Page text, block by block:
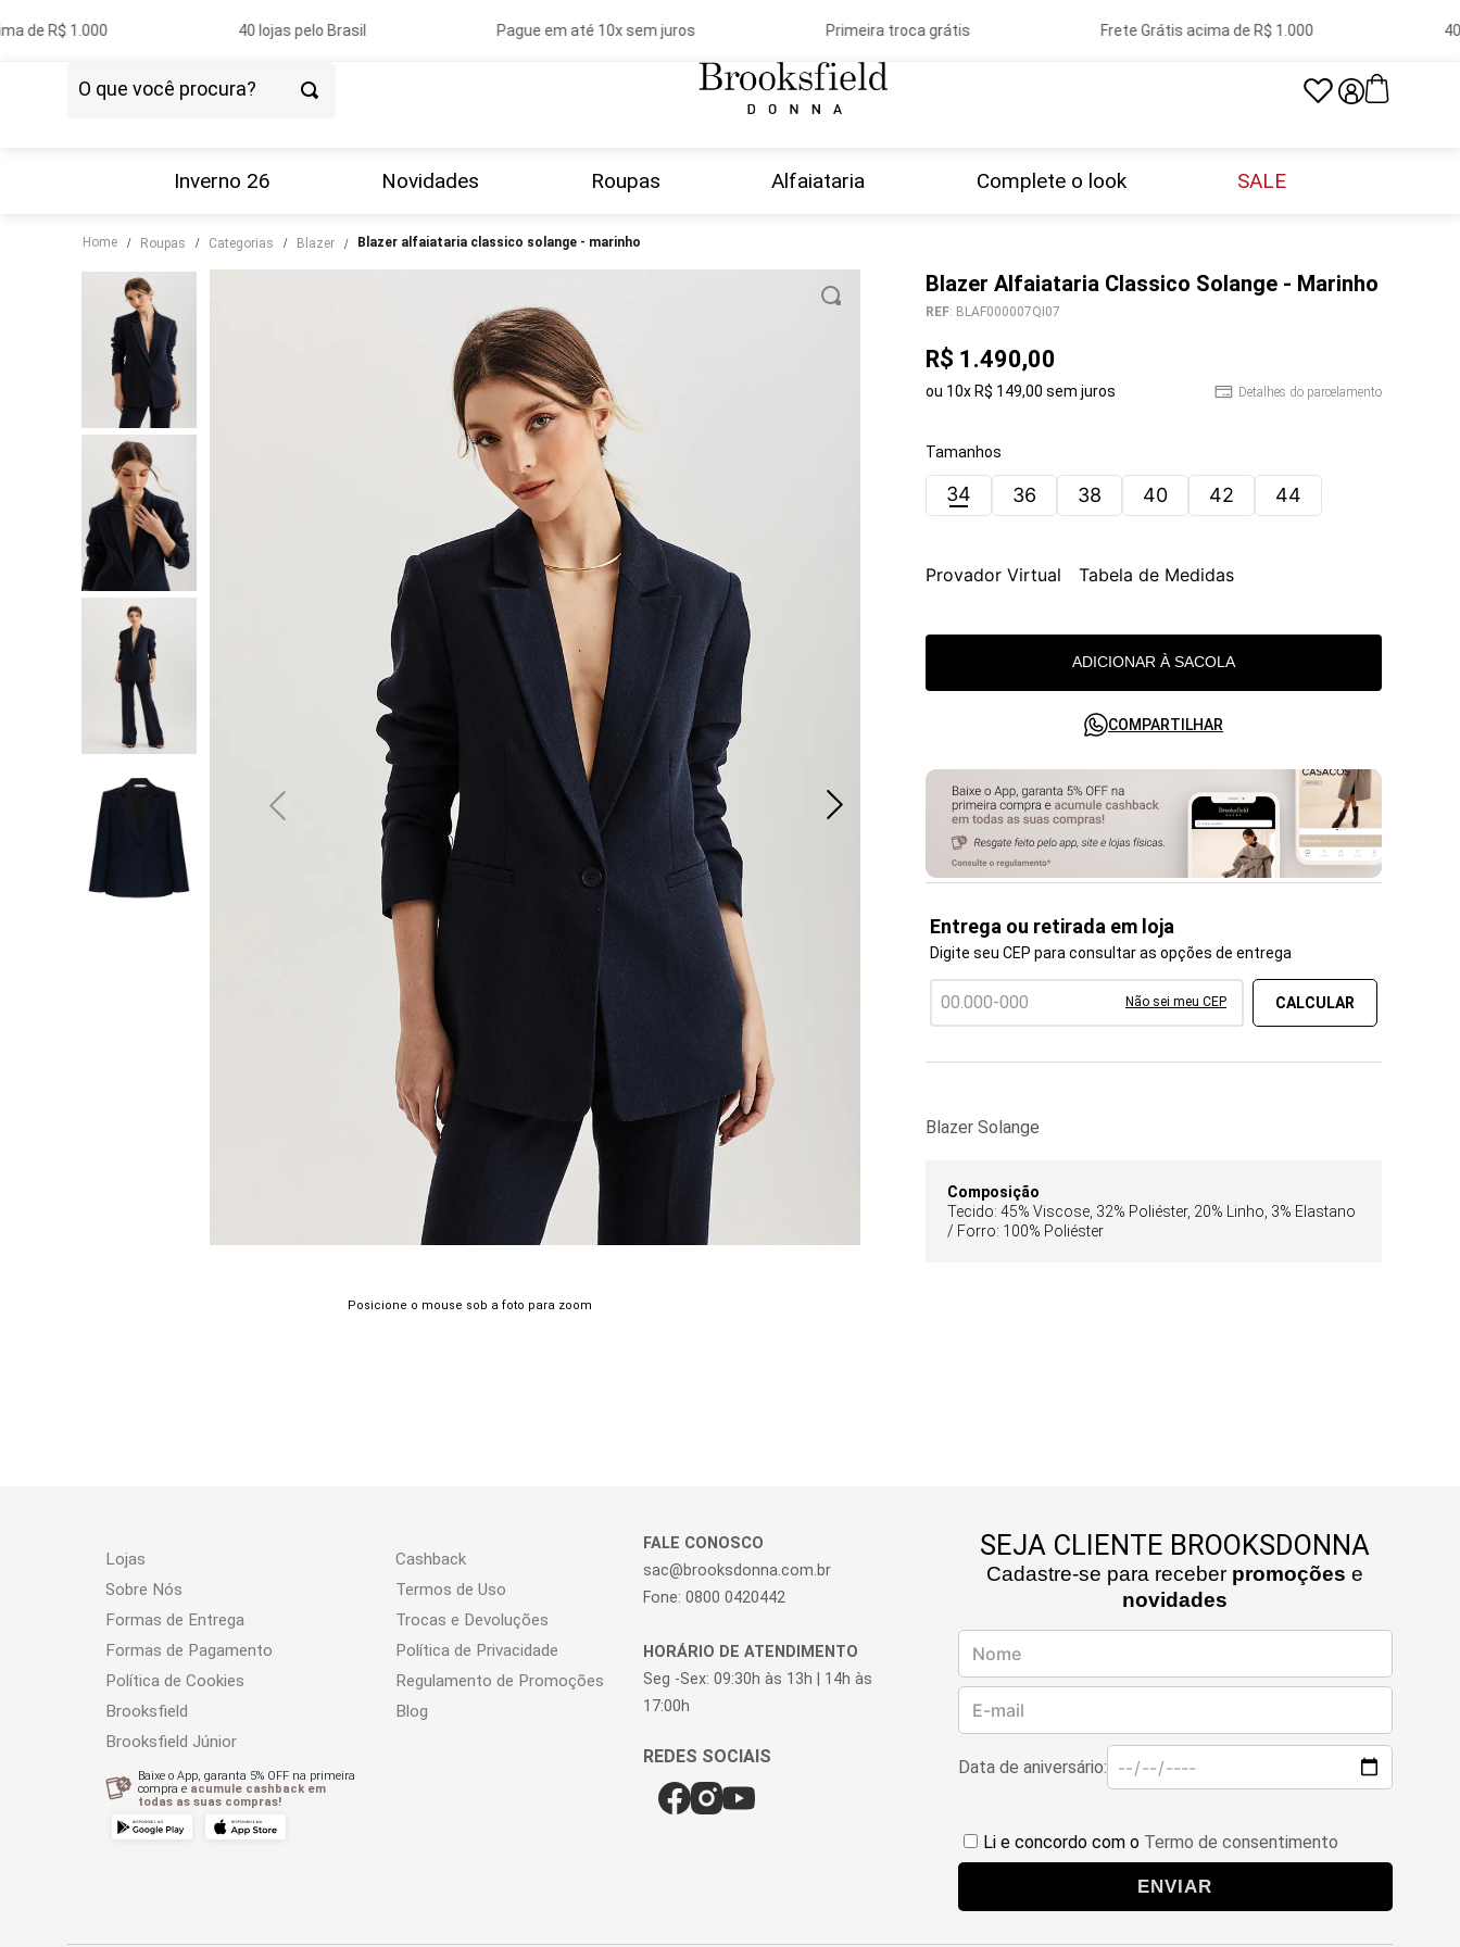
de R$ 1.000 40 lojas pelo Brasil Pague em até 10x sem juros Primeira troca grátis Frete Grátis acima de R$ 1.000 40
Inverno 26 Novidades Roupas Alfaiataria Complete o look SALE
Home roupas categorias blazer blazer alfaiataria classico solange - marinho
Posicione o mouse sob a foto para zoom
Blazer Alfaiataria Classico Solange - Marinho
REF: BLAF000007QI07
R$ 1 .490,00
ou 10x R$ 149,00 sem juros Detalhes do parcelamento
Tamanhos
34 36 38 40 42 44
Provador Virtual Tabela de Medidas
ADICIONAR À SACOLA
COMPARTILHAR
Entrega ou retirada em loja
Digite seu CEP para consultar as opções de entrega
Não sei meu CEP
Blazer Solange
Composição
Tecido: 45% Viscose, 32% Poliéster, 20% Linho, 3% Elastano
/ Forro: 100% Poliéster
Lojas
Cashback
Sobre Nós
Termos de Uso
Formas de Entrega
Trocas e Devoluções
Formas de Pagamento
Política de Privacidade
Política de Cookies
Regulamento de Promoções
Brooksfield
Blog
Brooksfield Júnior
Baixe o App, garanta 5% OFF na primeira
compra e acumule cashback em
todas as suas compras!
FALE CONOSCO
sac@brooksdonna.com.br
Fone: 0800 0420442
HORÁRIO DE ATENDIMENTO
Seg -Sex: 09:30h às 13h | 14h às
17:00h
SEJA CLIENTE BROOKSDONNA
Cadastre-se para receber promoções e
novidades
Data de aniversário:
Li e concordo com o Termo de consentimento
ENVIAR
3º
calça
blusa
tricot
camisa
saia
8º
couro
calça jeans
10
jeans